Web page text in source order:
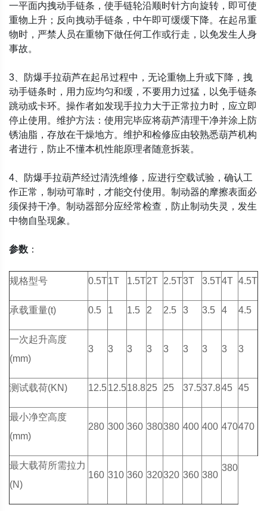
一平面内拽动手链条，使手链轮沿顺时针方向旋转，即可使
重物上升；反向拽动手链条，中午即可缓缓下降。在起吊重
物时，严禁人员在重物下做任何工作或行走，以免发生人身
事故。
3、防爆手拉葫芦在起吊过程中，无论重物上升或下降，拽
动手链条时，用力应均匀和缓，不要用力过猛，以免手链条
跳动或卡环。操作者如发现手拉力大于正常拉力时，应立即
停止使用。维护方法：使用完毕应将葫芦清理干净并涂上防
锈油脂，存放在干燥地方。维护和检修应由较熟悉葫芦机构
者进行，防止不懂本机性能原理者随意拆装。
4、防爆手拉葫芦经过清洗维修，应进行空载试验，确认工
作正常，制动可靠时，才能交付使用。制动器的摩擦表面必
须保持干净。制动器部分应经常检查，防止制动失灵，发生
中物自坠现象。
参数 ：
规格型号 0.5T1T 1.5T2T 2.5T3T 3.5T4T 4.5T
承载重量(t) 0.5 1 1.5 2 2.5 3 3.5 4 4.5
一次起升高度
(mm)
3 3 3 3 3 3 3 3 3
测试载荷(KN) 12.512.518.825 25 37.537.845 45
最小净空高度
(mm)
280 300 360 380380 400 400 470470
最大载荷所需拉力
(N)
160 310 360 320320 360 380
380